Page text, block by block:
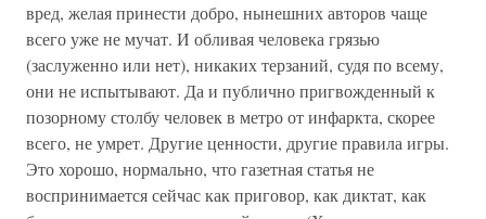
вред, желая принести добро, нынешних авторов чаще
всего уже не мучат. И обливая человека грязью
(заслуженно или нет), никаких терзаний, судя по всему,
они не испытывают. Да и публично пригвожденный к
позорному столбу человек в метро от инфаркта, скорее
всего, не умрет. Другие ценности, другие правила игры.
Это хорошо, нормально, что газетная статья не
воспринимается сейчас как приговор, как диктат, как